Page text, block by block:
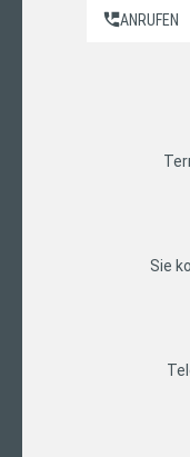
ANRUFEN
Sie